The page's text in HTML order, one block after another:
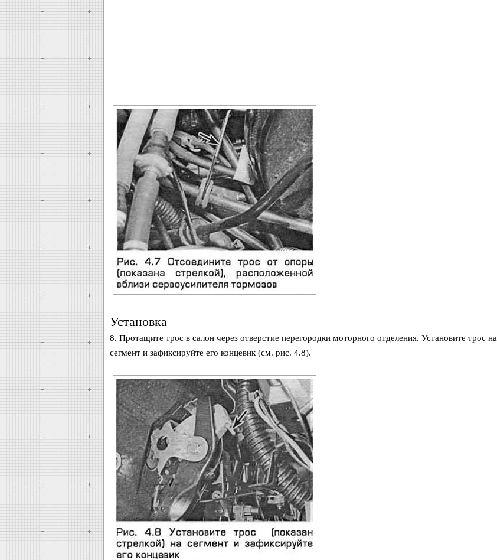
Установка
8. Протащите трос в салон через отверстие перегородки моторного отделения. Установите трос на
сегмент и зафиксируйте его концевик (см. рис. 4.8).